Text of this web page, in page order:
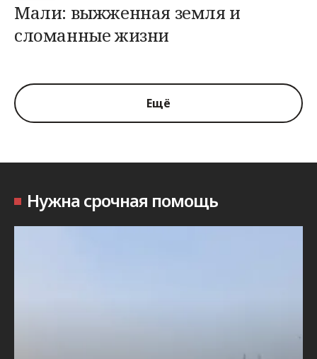
Мали: выжженная земля и
сломанные жизни
Ещё
Нужна срочная помощь